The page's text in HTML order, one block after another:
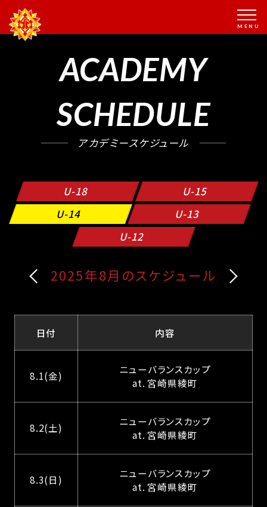
ACADEMY
SCHEDULE
アカデミースケジュール
U-18
U-15
U-14
U-13
U-12
2025年8月のスケジュール
日付 内容
8.1(金)
ニューバランスカップ
at. 宮崎県綾町
8.2(土)
ニューバランスカップ
at. 宮崎県綾町
8.3(日)
ニューバランスカップ
at. 宮崎県綾町